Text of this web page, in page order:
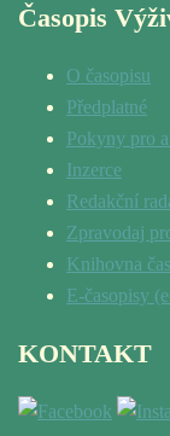
Časopis
O časopisu
Předplatné
Pokyny pro
Inzerce
Redakční
Zpravodaj
Knihovna
E-časopisy
KONTAKT